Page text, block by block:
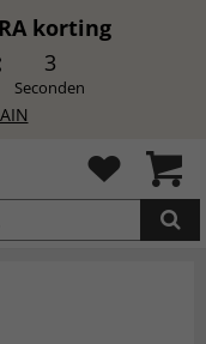
korting
1
Seconden